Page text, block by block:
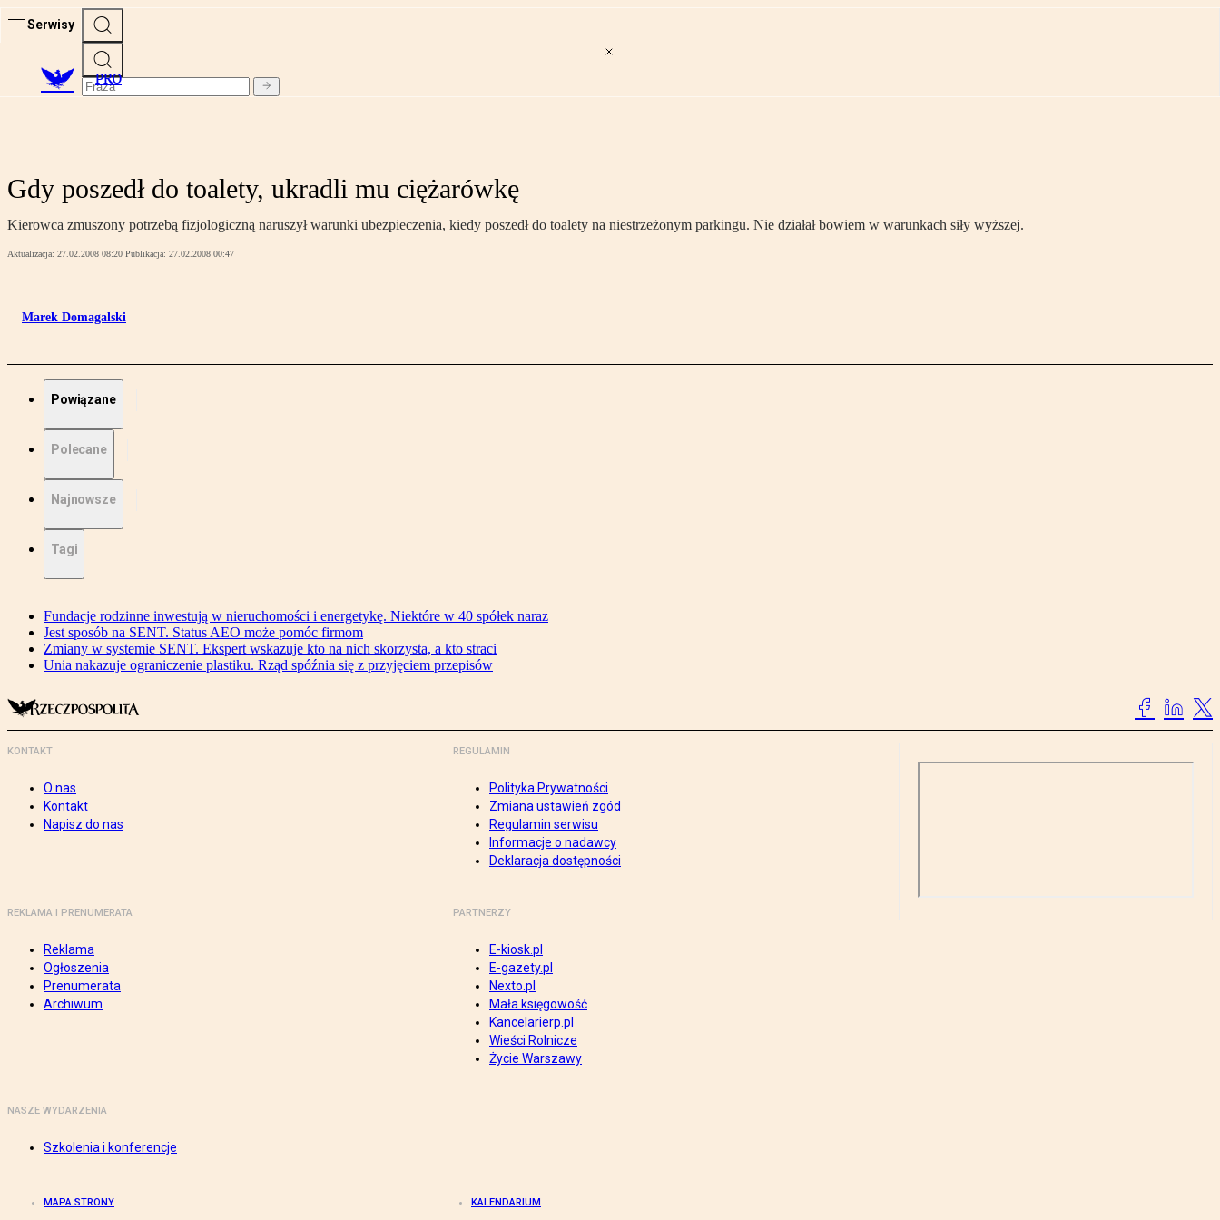
Serwisy
PRO
Gdy poszedł do toalety, ukradli mu ciężarówkę
Kierowca zmuszony potrzebą fizjologiczną naruszył warunki ubezpieczenia, kiedy poszedł do toalety na niestrzeżonym parkingu. Nie działał bowiem w warunkach siły wyższej.
Aktualizacja: 27.02.2008 08:20 Publikacja: 27.02.2008 00:47
Marek Domagalski
Powiązane
Polecane
Najnowsze
Tagi
Fundacje rodzinne inwestują w nieruchomości i energetykę. Niektóre w 40 spółek naraz
Jest sposób na SENT. Status AEO może pomóc firmom
Zmiany w systemie SENT. Ekspert wskazuje kto na nich skorzysta, a kto straci
Unia nakazuje ograniczenie plastiku. Rząd spóźnia się z przyjęciem przepisów
KONTAKT
O nas
Kontakt
Napisz do nas
REGULAMIN
Polityka Prywatności
Zmiana ustawień zgód
Regulamin serwisu
Informacje o nadawcy
Deklaracja dostępności
REKLAMA I PRENUMERATA
Reklama
Ogłoszenia
Prenumerata
Archiwum
PARTNERZY
E-kiosk.pl
E-gazety.pl
Nexto.pl
Mała księgowość
Kancelarierp.pl
Wieści Rolnicze
Życie Warszawy
NASZE WYDARZENIA
Szkolenia i konferencje
MAPA STRONY KALENDARIUM